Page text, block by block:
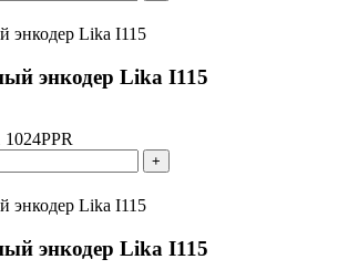
энкодер Lika I115
+
энкодер Lika I115